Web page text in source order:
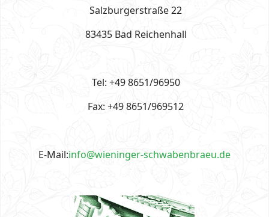
Salzburgerstraße 22
83435 Bad Reichenhall
Tel: +49 8651/96950
Fax: +49 8651/969512
E-Mail:info@wieninger-schwabenbraeu.de